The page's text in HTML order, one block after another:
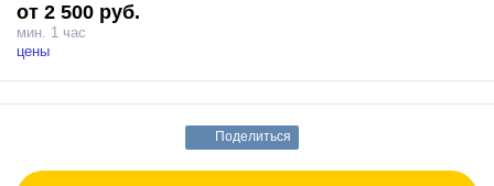
от 2 500 руб.
мин. 1 час
цены
Поделиться